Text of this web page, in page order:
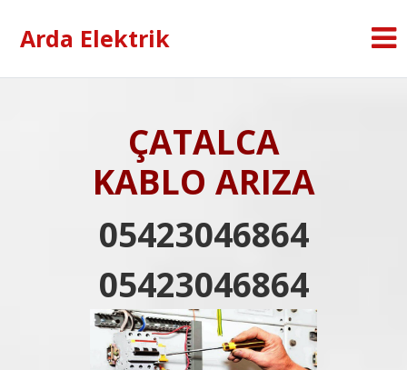
Arda Elektrik
ÇATALCA
KABLO ARIZA
05423046864
05423046864